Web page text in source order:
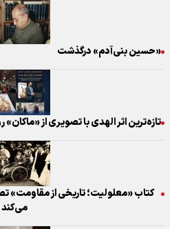
«حسین بنی‌آدم» درگذشت
تازه‌ترین اثر الهدی با تصویری از
کتاب «معلولیت؛ تاریخی از مقاومت»
می‌کند